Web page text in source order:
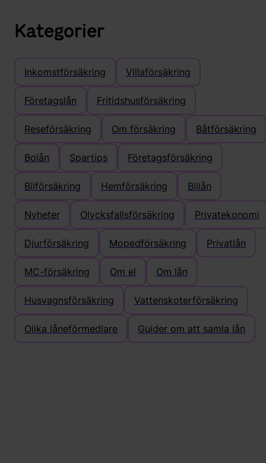
Kategorier
Inkomstförsäkring Villaförsäkring
Företagslån Fritidshusförsäkring
Reseförsäkring Om försäkring Båtförsäkring
Bolån Spartips Företagsförsäkring
Bilförsäkring Hemförsäkring Billån
Nyheter Olycksfallsförsäkring Privatekonomi
Djurförsäkring Mopedförsäkring Privatlån
MC-försäkring Om el Om lån
Husvagnsförsäkring Vattenskoterförsäkring
Olika låneförmedlare Guider om att samla lån